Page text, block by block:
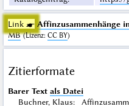
Link ☛ Affinzusammenhänge
MB (Lizenz: CC BY)
Zitierformate
Barer Text als Datei
Buchner, Klaus: